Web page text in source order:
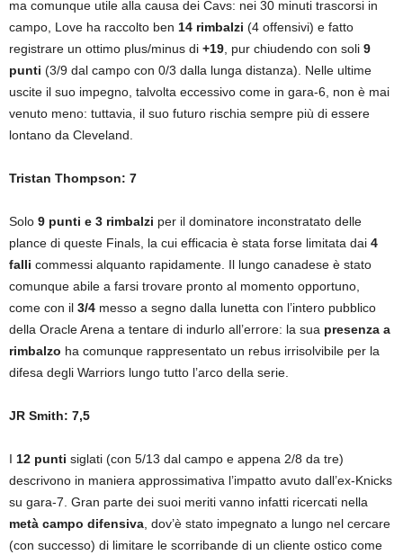
ma comunque utile alla causa dei Cavs: nei 30 minuti trascorsi in
campo, Love ha raccolto ben 14 rimbalzi (4 offensivi) e fatto
registrare un ottimo plus/minus di +19, pur chiudendo con soli 9
punti (3/9 dal campo con 0/3 dalla lunga distanza). Nelle ultime
uscite il suo impegno, talvolta eccessivo come in gara-6, non è mai
venuto meno: tuttavia, il suo futuro rischia sempre più di essere
lontano da Cleveland.
Tristan Thompson: 7
Solo 9 punti e 3 rimbalzi per il dominatore inconstratato delle
plance di queste Finals, la cui efficacia è stata forse limitata dai 4
falli commessi alquanto rapidamente. Il lungo canadese è stato
comunque abile a farsi trovare pronto al momento opportuno,
come con il 3/4 messo a segno dalla lunetta con l’intero pubblico
della Oracle Arena a tentare di indurlo all’errore: la sua presenza a
rimbalzo ha comunque rappresentato un rebus irrisolvibile per la
difesa degli Warriors lungo tutto l’arco della serie.
JR Smith: 7,5
I 12 punti siglati (con 5/13 dal campo e appena 2/8 da tre)
descrivono in maniera approssimativa l’impatto avuto dall’ex-Knicks
su gara-7. Gran parte dei suoi meriti vanno infatti ricercati nella
metà campo difensiva, dov’è stato impegnato a lungo nel cercare
(con successo) di limitare le scorribande di un cliente ostico come